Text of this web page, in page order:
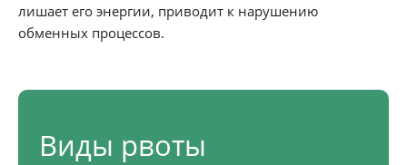
лишает его энергии, приводит к нарушению
обменных процессов.
Виды рвоты